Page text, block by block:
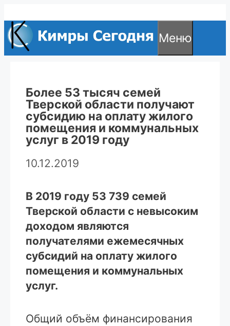
к
содержимому
Меню
Более 53 тысяч семей
Тверской области получают
субсидию на оплату жилого
помещения и коммунальных
услуг в 2019 году
10.12.2019
В 2019 году 53 739 семей
Тверской области с невысоким
доходом являются
получателями ежемесячных
субсидий на оплату жилого
помещения и коммунальных
услуг.
Общий объём финансирования